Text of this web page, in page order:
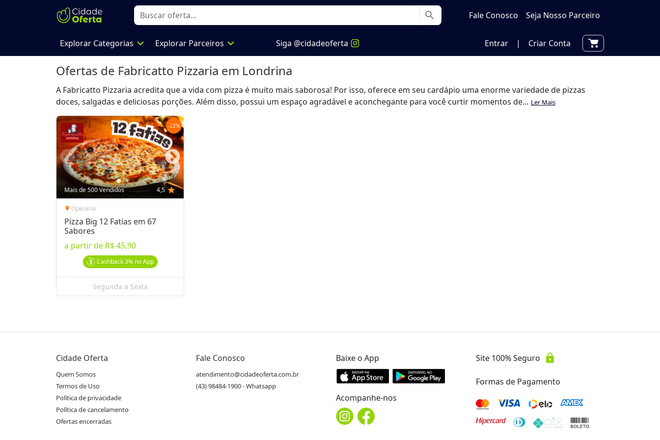
search Fale Conosco Seja Nosso Parceiro
Explorar Categorias expand_more Explorar Parceiros expand_more Siga @cidadeoferta Entrar | Criar Conta
Ofertas de Fabricatto Pizzaria em Londrina
A Fabricatto Pizzaria acredita que a vida com pizza é muito mais saborosa! Por isso, oferece em seu cardápio uma enorme variedade de pizzas
doces, salgadas e deliciosas porções. Além disso, possui um espaço agradável e aconchegante para você curtir momentos de... Ler Mais
-22%
Mais de 500 Vendidos 4,5 star
location_on Operária
Pizza Big 12 Fatias em 67
Sabores
a partir de R$ 45,90
Cashback3%no App
Segunda a Sexta
Cidade Oferta
Quem Somos
Termos de Uso
Política de privacidade
Política de cancelamento
Ofertas encerradas
Fale Conosco
atendimento@cidadeoferta.com.br
(43) 98484-1900 - Whatsapp
Baixe o App
Acompanhe-nos
Site 100% Seguro lock
Formas de Pagamento